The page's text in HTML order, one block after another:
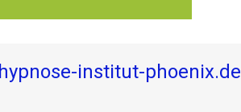
hypnose-institut-phoenix.de